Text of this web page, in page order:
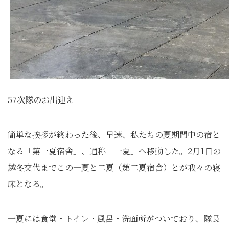
57次隊のお出迎え
簡単な挨拶が終わった後、早速、私たちの夏期間中の宿と
なる「第一夏宿舎」、通称「一夏」へ移動した。2月1日の
越冬交代までこの一夏と二夏（第二夏宿舎）とが我々の寝
床となる。
一夏には食堂・トイレ・風呂・洗面所がついており、隊長